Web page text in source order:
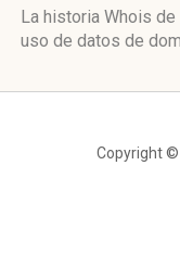
La historia Whois
uso de datos de
Copyright